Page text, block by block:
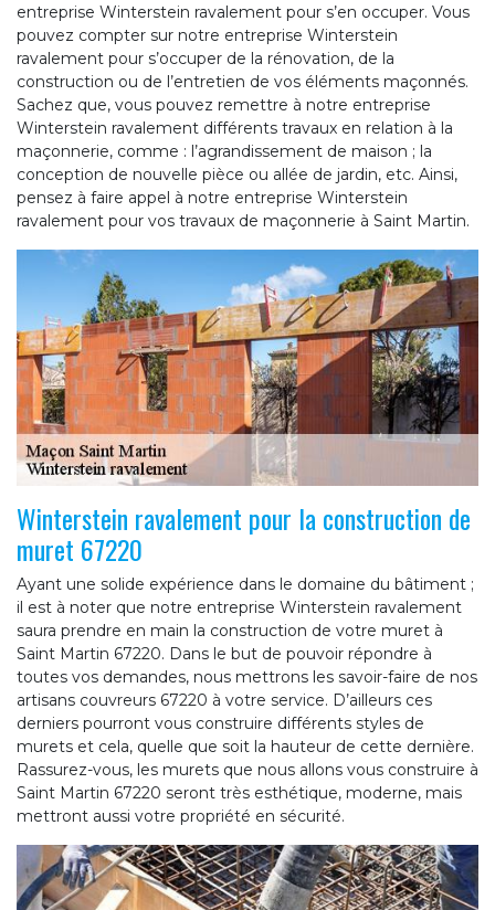
entreprise Winterstein ravalement pour s’en occuper. Vous
pouvez compter sur notre entreprise Winterstein
ravalement pour s’occuper de la rénovation, de la
construction ou de l’entretien de vos éléments maçonnés.
Sachez que, vous pouvez remettre à notre entreprise
Winterstein ravalement différents travaux en relation à la
maçonnerie, comme : l’agrandissement de maison ; la
conception de nouvelle pièce ou allée de jardin, etc. Ainsi,
pensez à faire appel à notre entreprise Winterstein
ravalement pour vos travaux de maçonnerie à Saint Martin.
Winterstein ravalement pour la construction de
muret 67220
Ayant une solide expérience dans le domaine du bâtiment ;
il est à noter que notre entreprise Winterstein ravalement
saura prendre en main la construction de votre muret à
Saint Martin 67220. Dans le but de pouvoir répondre à
toutes vos demandes, nous mettrons les savoir-faire de nos
artisans couvreurs 67220 à votre service. D’ailleurs ces
derniers pourront vous construire différents styles de
murets et cela, quelle que soit la hauteur de cette dernière.
Rassurez-vous, les murets que nous allons vous construire à
Saint Martin 67220 seront très esthétique, moderne, mais
mettront aussi votre propriété en sécurité.